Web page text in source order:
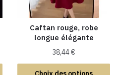
Caftan rouge, robe
longue élégante
38,44€
Ce